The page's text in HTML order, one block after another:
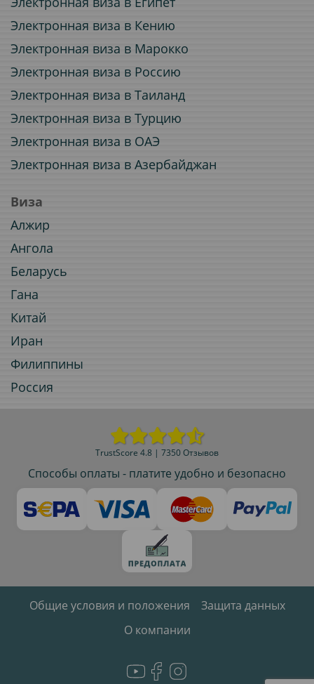
Электронная виза в Кению
Электронная виза в Марокко
Электронная виза в Россию
Электронная виза в Таиланд
Электронная виза в Турцию
Электронная виза в ОАЭ
Электронная виза в Азербайджан
Виза
Алжир
Ангола
Беларусь
Гана
Китай
Иран
Филиппины
Россия
TrustScore 4.8 | 7350 Отзывов
Способы оплаты - платите удобно и безопасно
Общие условия и положения
Защита данных
О компании